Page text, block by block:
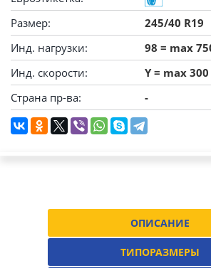
Размер:
245/40 R19
Инд. нагрузки:
98 = max
Инд. скорости:
Y = max
Страна пр-ва:
-
ОПИСАНИЕ
ТИПОРАЗМЕРЫ